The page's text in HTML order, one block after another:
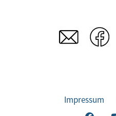
Impressum